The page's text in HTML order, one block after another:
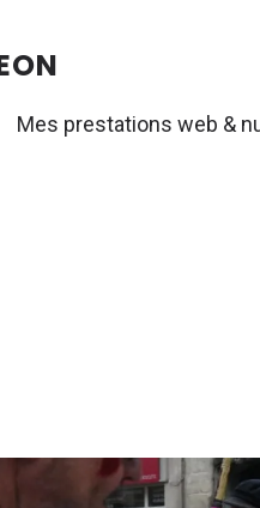
Mes prestations web &